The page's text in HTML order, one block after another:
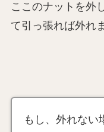
ここのナットを外
て引っ張れば外れ
もし、外れない